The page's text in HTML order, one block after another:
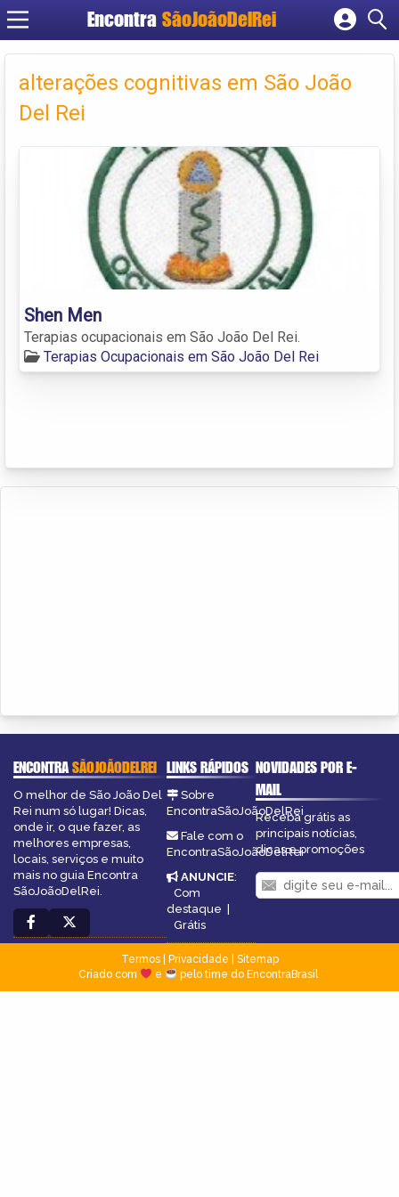
Encontra SãoJoãoDelRei
Cadastrar empresa
Criar conta
alterações cognitivas em São João
Del Rei
Shen Men
Terapias ocupacionais em São João Del Rei.
Terapias Ocupacionais em São João Del Rei
ENCONTRASÃOJOÃODELREI
O melhor de São João Del
Rei num só lugar! Dicas,
onde ir, o que fazer, as
melhores empresas,
locais, serviços e muito
mais no guia Encontra
SãoJoãoDelRei.
LINKS RÁPIDOS
Sobre
EncontraSãoJoãoDelRei
Fale com o
EncontraSãoJoãoDelRei
ANUNCIE:
Com
destaque |
Grátis
NOVIDADES POR E-
MAIL
Receba grátis as
principais notícias,
dicas e promoções
Termos| Privacidade
Sitemap
Criado com
e pelo time do EncontraBrasil